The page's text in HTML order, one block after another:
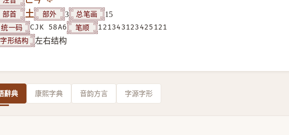
部首 土 部外 3 总笔画 15
统一码 CJK 58A6 笔顺 121343123425121
字形结构 左右结构
辭典 康熙字典 音韵方言 字源字形